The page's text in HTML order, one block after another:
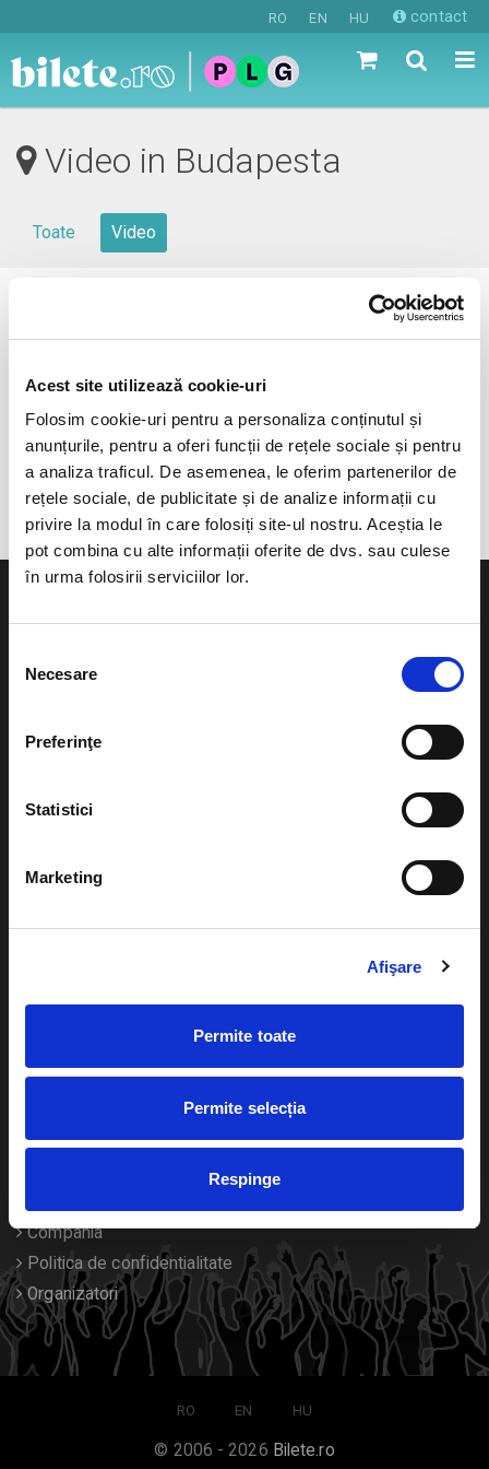
Acest site utilizează cookie-uri
Folosim cookie-uri pentru a personaliza conținutul și
anunțurile, pentru a oferi funcții de rețele sociale și pentru
a analiza traficul. De asemenea, le oferim partenerilor de
rețele sociale, de publicitate și de analize informații cu
privire la modul în care folosiți site-ul nostru. Aceștia le
pot combina cu alte informații oferite de dvs. sau culese
în urma folosirii serviciilor lor.
consimțământului
Necesare
Preferinţe
Statistici
Marketing
Afişare
Permite toate
Permite selecția
Respinge
RO EN HU contact
Video in Budapesta
Toate Video
0 evenimente in viitorul apropiat
anunta-ma pe email cand apare urmatorul eveniment la
Budapesta
Evenimente
Teatru
festivaluri
Diverse
Despre noi
Contact
Compania
Politica de confidentialitate
Organizatori
RO EN HU
© 2006 - 2026 Bilete.ro